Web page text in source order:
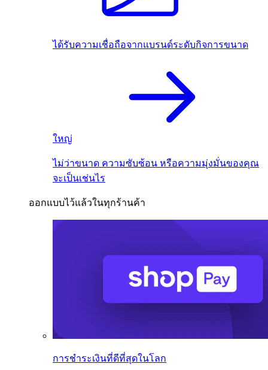
ได้รับความเชื่อถือจากแบรนด์ระดับกิจการขนาด
ใหญ่
ไม่ว่าขนาด ความซับซ้อน หรือความมุ่งมั่นของคุณ
จะเป็นเช่นไร
ออกแบบไว้แล้วในทุกร้านค้า
การชำระเงินที่ดีที่สุดในโลก